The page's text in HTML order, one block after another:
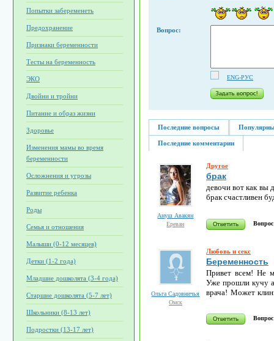
Попытки забеременеть
Предохранение
Признаки беременности
Тесты на беременность
ЭКО
Двойни и тройни
Питание и образ жизни
Здоровье
Изменения мамы во время
беременности
Осложнения и угрозы
Развитие ребенка
Роды
Семья и отношения
Малыши (0-12 месяцев)
Детки (1-2 года)
Младшие дошколята (3-4 года)
Старшие дошколята (5-7 лет)
Школьники (8-13 лет)
Подростки (13-17 лет)
Вопрос:
ENG-РУС
Последние вопросы
Последние комментарии
Ануш Авакян
Ереван
Другое
брак
девочи вот как вы
брак счастливен
Вопрос
Ольга Садовничья
Омск
Любовь и секс
Беременность
Привет всем! Не
Уже прошли кучу
врача! Может
Вопрос